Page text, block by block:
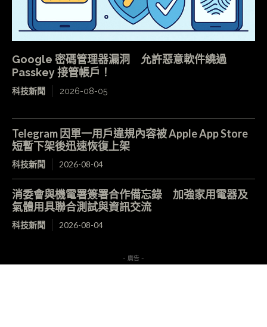
Google 密碼管理器漏洞 允許惡意軟件繞過
Passkey 接管帳戶！
科技新聞 2026-08-05
Telegram 因單一用戶違規內容被 Apple App Store
短暫下架後迅速恢復上架
科技新聞 2026-08-04
消委會與機電署簽署合作備忘錄 加強家用電器及
氣體用具聯合測試與資訊交流
科技新聞 2026-08-04
- 廣告 -